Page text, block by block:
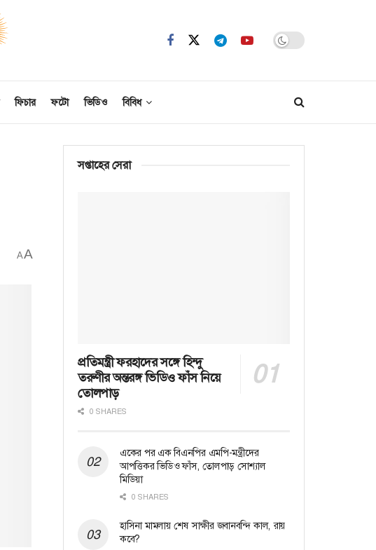
ফিচার ফটো ভিডিও বিবিধ
AA
সপ্তাহের সেরা
প্রতিমন্ত্রী ফরহাদের সঙ্গে হিন্দু
তরুণীর অন্তরঙ্গ ভিডিও ফাঁস নিয়ে
তোলপাড়
0 SHARES
একের পর এক বিএনপির এমপি-মন্ত্রীদের
আপত্তিকর ভিডিও ফাঁস, তোলপাড় সোশ্যাল
মিডিয়া
0 SHARES
হাসিনা মামলায় শেষ সাক্ষীর জবানবন্দি কাল, রায়
কবে?